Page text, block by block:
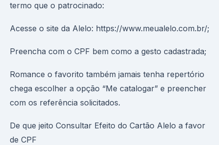
termo que o patrocinado:
Acesse o site da Alelo: https://www.meualelo.com.br/;
Preencha com o CPF bem como a gesto cadastrada;
Romance o favorito também jamais tenha repertório
chega escolher a opção “Me catalogar” e preencher
com os referência solicitados.
De que jeito Consultar Efeito do Cartão Alelo a favor
de CPF